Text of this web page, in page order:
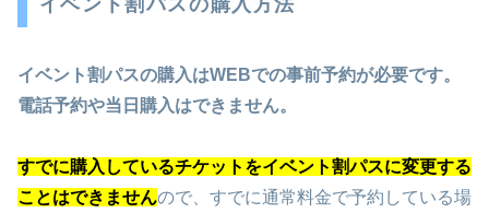
イベント割パスの購入はWEBでの事前予約が必要です。
電話予約や当日購入はできません。
すでに購入しているチケットをイベント割パスに変更する
ことはできませんので、すでに通常料金で予約している場